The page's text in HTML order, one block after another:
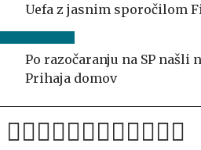
Uefa z jasnim sporočilom
Po razočaranju na SP našli
Prihaja domov